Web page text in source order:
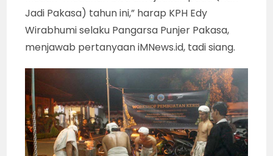
Jadi Pakasa) tahun ini,” harap KPH Edy
Wirabhumi selaku Pangarsa Punjer Pakasa,
menjawab pertanyaan iMNews.id, tadi siang.